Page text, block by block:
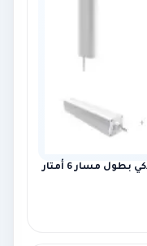
NEXCURT-KIT-6M-Z-C — طقم ستائر ذكي بطول مسار 6 أمتار